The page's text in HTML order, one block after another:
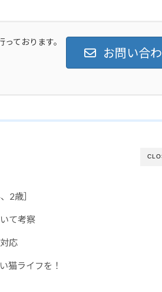
ております。
お問い合
2歳］
て考察
応
猫ライフを！